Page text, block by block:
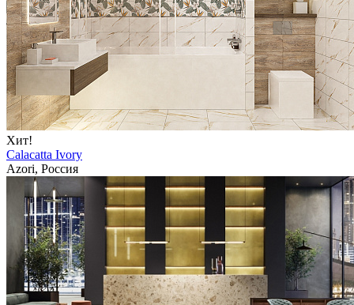
Хит!
Calacatta Ivory
Azori, Россия